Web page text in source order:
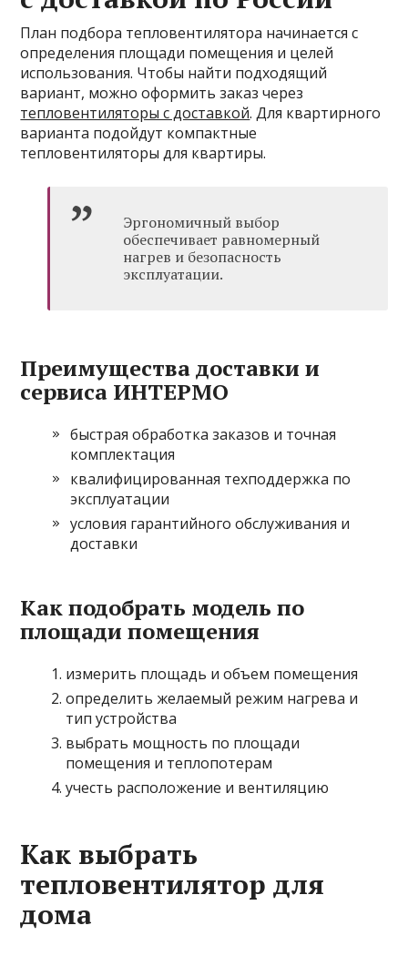
План подбора тепловентилятора начинается с
определения площади помещения и целей
использования. Чтобы найти подходящий
вариант, можно оформить заказ через
тепловентиляторы с доставкой. Для квартирного
варианта подойдут компактные
тепловентиляторы для квартиры.
Эргономичный выбор
обеспечивает равномерный
нагрев и безопасность
эксплуатации.
Преимущества доставки и
сервиса ИНТЕРМО
быстрая обработка заказов и точная
комплектация
квалифицированная техподдержка по
эксплуатации
условия гарантийного обслуживания и
доставки
Как подобрать модель по
площади помещения
измерить площадь и объем помещения
определить желаемый режим нагрева и
тип устройства
выбрать мощность по площади
помещения и теплопотерам
учесть расположение и вентиляцию
Как выбрать
тепловентилятор для
дома